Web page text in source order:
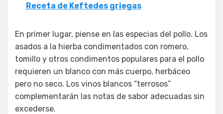
Receta de Keftedes griegas
En primer lugar, piense en las especias del pollo. Los
asados a la hierba condimentados con romero,
tomillo y otros condimentos populares para el pollo
requieren un blanco con más cuerpo, herbáceo
pero no seco. Los vinos blancos “terrosos”
complementarán las notas de sabor adecuadas sin
excederse.